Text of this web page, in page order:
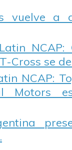
vuelve a
NCAP:
Cross se
NCAP:
Motors